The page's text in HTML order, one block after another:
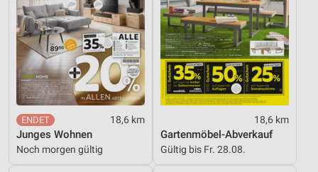
18,6 km
Junges Wohnen
Noch morgen gültig
18,6 km
Gartenmöbel-Abverkauf
Gültig bis Fr. 28.08.